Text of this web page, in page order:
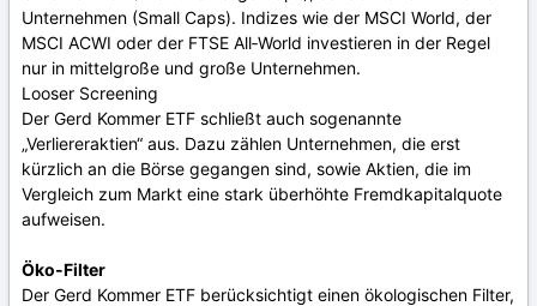
Unternehmen (Small Caps). Indizes wie der MSCI World, der
MSCI ACWI oder der FTSE All‑World investieren in der Regel
nur in mittelgroße und große Unternehmen.
Looser Screening
Der Gerd Kommer ETF schließt auch sogenannte
„Verliereraktien“ aus. Dazu zählen Unternehmen, die erst
kürzlich an die Börse gegangen sind, sowie Aktien, die im
Vergleich zum Markt eine stark überhöhte Fremdkapitalquote
aufweisen.
Öko-Filter
Der Gerd Kommer ETF berücksichtigt einen ökologischen Filter,